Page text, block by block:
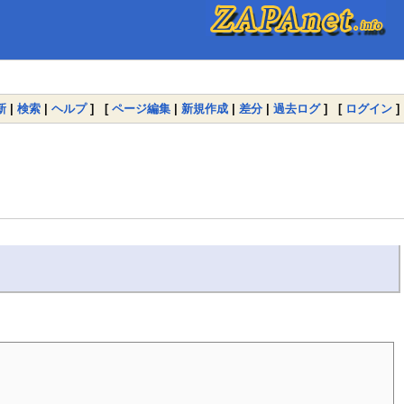
| 検索 | ヘルプ] [ ページ編集 | 新規作成 | 差分 | 過去ログ] [ ログイン ]